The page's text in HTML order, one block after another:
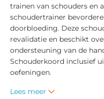
trainen van schouders en
schoudertrainer
doorbloeding. Deze
revalidatie en beschikt
ondersteuning van de
Schouderkoord inclusief
oefeningen.
Lees meer